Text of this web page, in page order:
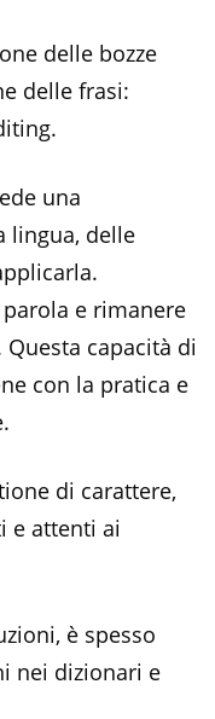
delle bozze
delle frasi:
una
lingua, delle
e rimanere
capacità di
con la pratica e
di carattere,
e attenti ai
è spesso
nei dizionari e